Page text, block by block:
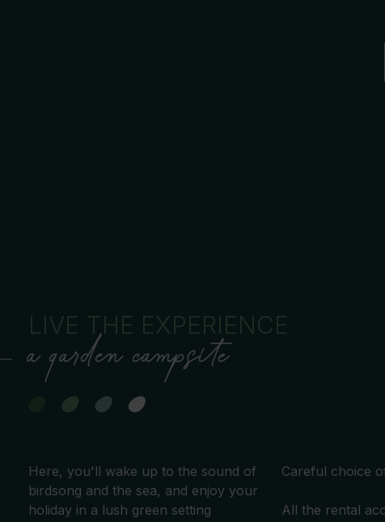
LIVE THE EXPERIENCE
a garden campsite
Here, you'll wake up to the sound of
birdsong and the sea, and enjoy your
holiday in a lush green setting
Careful choice
All the rental